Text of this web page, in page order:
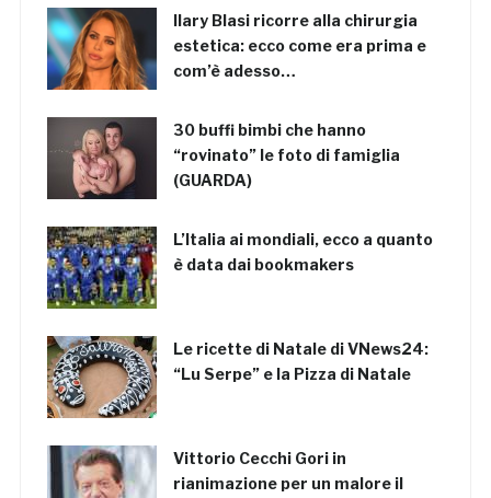
Ilary Blasi ricorre alla chirurgia
estetica: ecco come era prima e
com’è adesso…
30 buffi bimbi che hanno
“rovinato” le foto di famiglia
(GUARDA)
L’Italia ai mondiali, ecco a quanto
è data dai bookmakers
Le ricette di Natale di VNews24:
“Lu Serpe” e la Pizza di Natale
Vittorio Cecchi Gori in
rianimazione per un malore il